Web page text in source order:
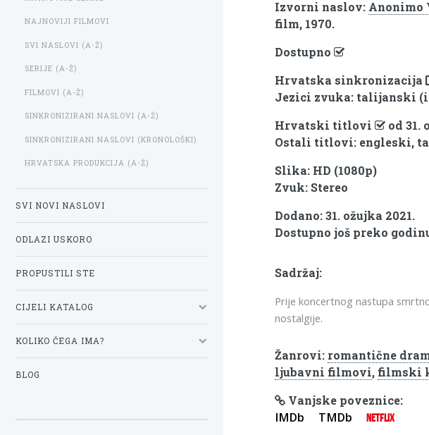
Izvorni naslov: Anonimo
film, 1970.
Dostupno
Hrvatska sinkronizacija
Jezici zvuka: talijanski
Hrvatski titlovi
od 31.
Ostali titlovi: engleski,
Slika: HD (1080p)
Zvuk: Stereo
Dodano: 31. ožujka 2021.
Dostupno još preko
Sadržaj:
Prije koncertnog nastupa
nostalgije.
Žanrovi: romantične
ljubavni filmovi, filmski
Vanjske poveznice:
IMDb TMDb NETFLIX
NAJNOVIJI FILMOVI
SVI NASLOVI (A-Ž)
SERIJE (A-Ž)
FILMOVI (A-Ž)
SINKRONIZIRANI NASLOVI (A-Ž)
SINKRONIZIRANI NASLOVI (KRONOLOŠKI)
HRVATSKA PRODUKCIJA (A-Ž)
SVI NOVI NASLOVI
ODLAZI USKORO
PROPUSTILI STE
CIJELI KATALOG
KOLIKO ČEGA IMA?
BLOG